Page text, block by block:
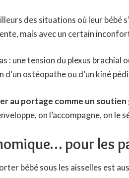
des situations où leur bébé
mais avec un certain
: une tension du plexus brachial
ostéopathe ou d’un kiné
au portage comme un soutien
on l’accompagne, on le
pour les
bébé sous les aisselles est